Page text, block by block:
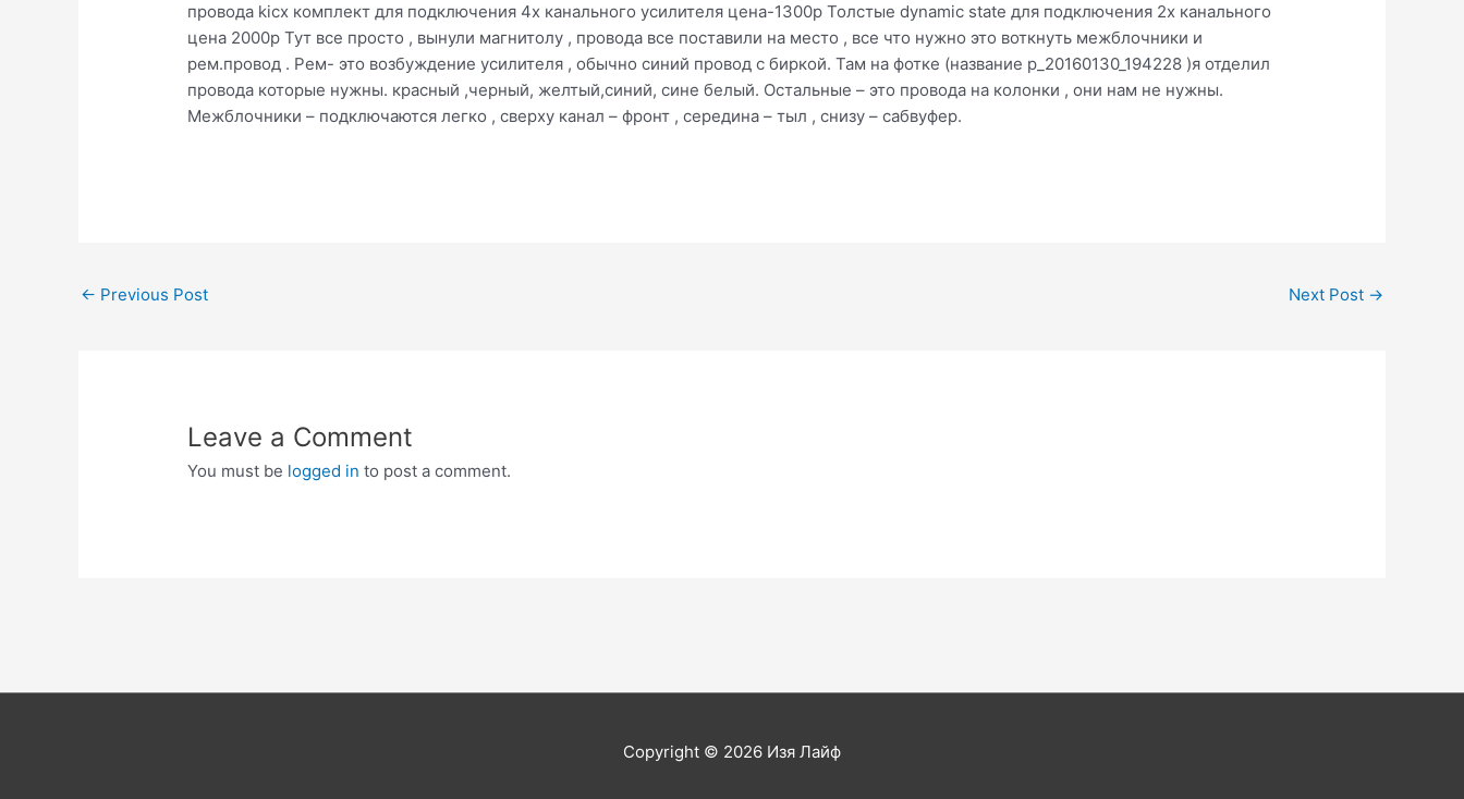
провода kicx комплект для подключения 4х канального усилителя цена-1300р Толстые dynamic state для подключения 2х канального
цена 2000р Тут все просто , вынули магнитолу , провода все поставили на место , все что нужно это воткнуть межблочники и
рем.провод . Рем- это возбуждение усилителя , обычно синий провод с биркой. Там на фотке (название p_20160130_194228 )я отделил
провода которые нужны. красный ,черный, желтый,синий, сине белый. Остальные – это провода на колонки , они нам не нужны.
Межблочники – подключаются легко , сверху канал – фронт , середина – тыл , снизу – сабвуфер.
Post
← Previous Post Next Post →
Leave a Comment
You must be logged in to post a comment.
Copyright © 2026 Изя Лайф